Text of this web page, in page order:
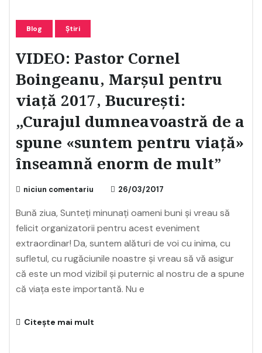
Blog Știri
VIDEO: Pastor Cornel
Boingeanu, Marșul pentru
viață 2017, București:
„Curajul dumneavoastră de a
spune «suntem pentru viață»
înseamnă enorm de mult”
niciun comentariu 26/03/2017
Bună ziua, Sunteți minunați oameni buni şi vreau să
felicit organizatorii pentru acest eveniment
extraordinar! Da, suntem alături de voi cu inima, cu
sufletul, cu rugăciunile noastre şi vreau să vă asigur
că este un mod vizibil şi puternic al nostru de a spune
că viața este importantă. Nu e
Citește mai mult